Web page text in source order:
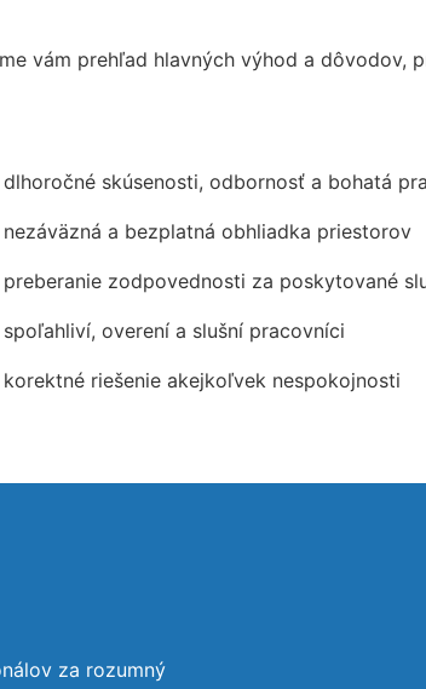
vám prehľad hlavných výhod a dôvodov,
dlhoročné skúsenosti, odbornosť a bohatá
nezáväzná a bezplatná obhliadka priestorov
preberanie zodpovednosti za poskytované
spoľahliví, overení a slušní pracovníci
korektné riešenie akejkoľvek nespokojnosti
za rozumný